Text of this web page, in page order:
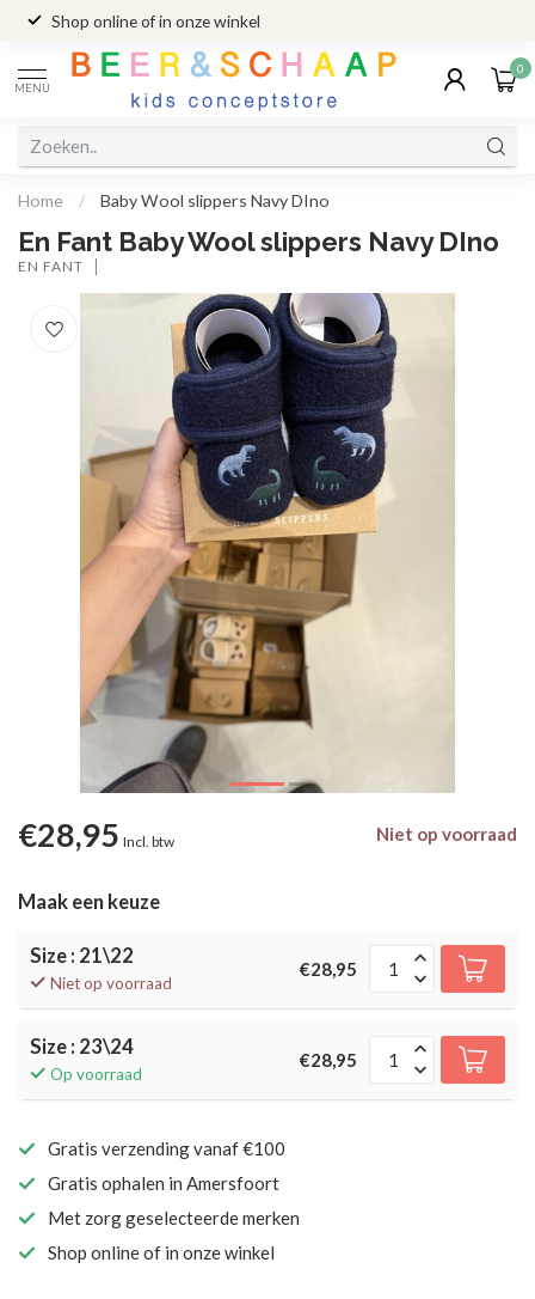
Shop online of in onze winkel
MENU
0
Home / Baby Wool slippers Navy DIno
En Fant Baby Wool slippers Navy DIno
EN FANT
€28,95 Incl. btw Niet op voorraad
Maak een keuze
Size : 21\22
Niet op voorraad
€28,95
Size : 23\24
Op voorraad
€28,95
Gratis verzending vanaf €100
Gratis ophalen in Amersfoort
Met zorg geselecteerde merken
Shop online of in onze winkel